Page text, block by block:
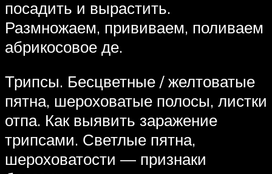
посадить и вырастить.
Размножаем, прививаем, поливаем
абрикосовое де.
Трипсы. Бесцветные / желтоватые
пятна, шероховатые полосы, листки
отпа. Как выявить заражение
трипсами. Светлые пятна,
шероховатости — признаки